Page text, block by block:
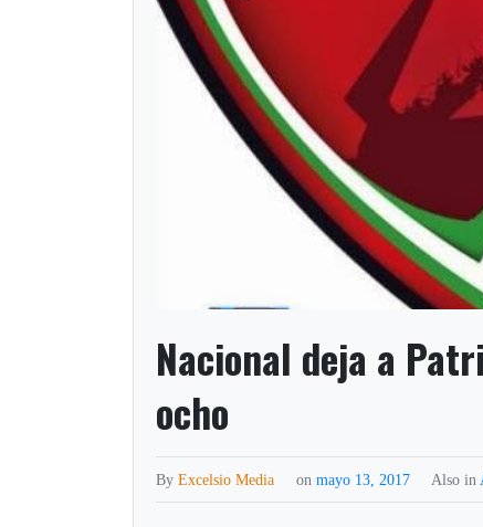
Nacional deja a
ocho
ByExcelsio Media onmayo 13, 2017 Also in